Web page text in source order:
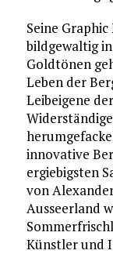
Seine
bildgewaltig
Goldtönen
Leben der
Leibeigene
innovative
ergiebigsten
von
Ausseerland
Künstler und